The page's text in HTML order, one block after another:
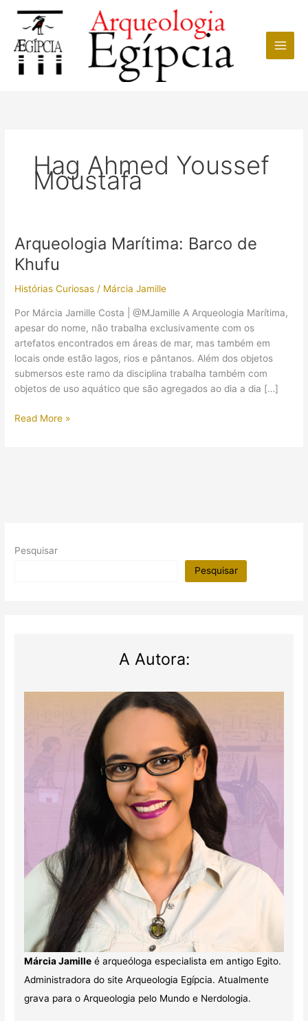
conteúdo
Hag Ahmed Youssef
Moustafa
Arqueologia Marítima: Barco de
Khufu
Histórias Curiosas / Márcia Jamille
Por Márcia Jamille Costa | @MJamille A Arqueologia Marítima,
apesar do nome, não trabalha exclusivamente com os
artefatos encontrados em áreas de mar, mas também em
locais onde estão lagos, rios e pântanos. Além dos objetos
submersos este ramo da disciplina trabalha também com
objetos de uso aquático que são agregados ao dia a dia […]
Arqueologia
Read More »
Pesquisar
Pesquisar
A Autora:
Márcia Jamilleé arqueóloga especialista em antigo Egito.
Administradora do site Arqueologia Egípcia. Atualmente
grava para o Arqueologia pelo Mundo e Nerdologia.